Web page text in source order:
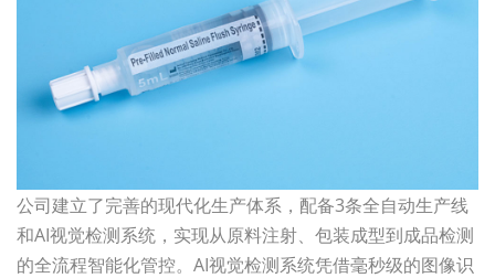
公司建立了完善的现代化生产体系，配备3条全自动生产线
和AI视觉检测系统，实现从原料注射、包装成型到成品检测
的全流程智能化管控。AI视觉检测系统凭借毫秒级的图像识